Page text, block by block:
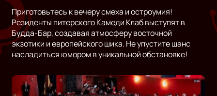
Приготовьтесь к вечеру смеха и остроумия!
Резиденты питерского Камеди Клаб выступят в
Будда-Бар, создавая атмосферу восточной
экзотики и европейского шика. Не упустите шанс
насладиться юмором в уникальной обстановке!